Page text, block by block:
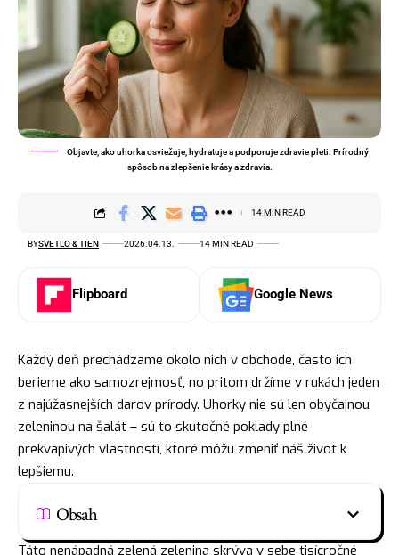
Objavte, ako uhorka osviežuje, hydratuje a podporuje zdravie pleti. Prírodný
spôsob na zlepšenie krásy a zdravia.
BYSVETLO & TIEN 2026.04.13. 14 MIN READ
14 MIN READ
Flipboard Google News
Každý deň prechádzame okolo nich v obchode, často ich
berieme ako samozrejmosť, no pritom držíme v rukách jeden
z najúžasnejších darov prírody. Uhorky nie sú len obyčajnou
zeleninou na šalát – sú to skutočné poklady plné
prekvapivých vlastností, ktoré môžu zmeniť náš život k
lepšiemu.
Obsah
Táto nenápadná zelená zelenina skrýva v sebe tisícročné